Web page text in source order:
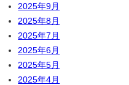
2025年9月
2025年8月
2025年7月
2025年6月
2025年5月
2025年4月